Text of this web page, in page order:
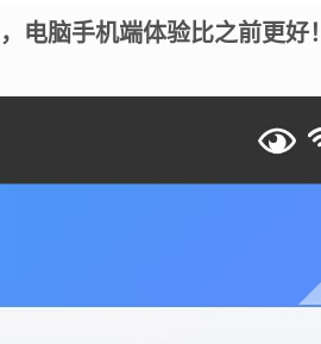
电脑手机端体验比之前更好！